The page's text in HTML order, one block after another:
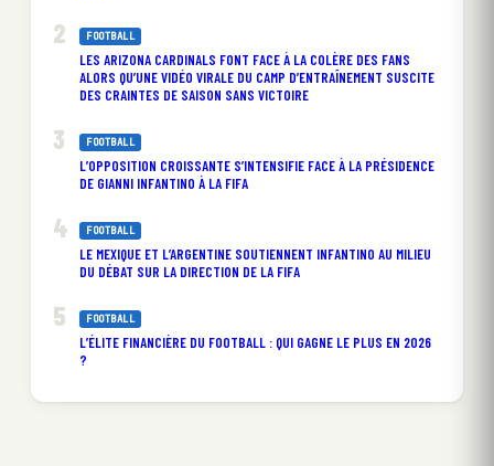
FOOTBALL
LES ARIZONA CARDINALS FONT FACE À LA COLÈRE DES FANS
ALORS QU’UNE VIDÉO VIRALE DU CAMP D’ENTRAÎNEMENT SUSCITE
DES CRAINTES DE SAISON SANS VICTOIRE
FOOTBALL
L’OPPOSITION CROISSANTE S’INTENSIFIE FACE À LA PRÉSIDENCE
DE GIANNI INFANTINO À LA FIFA
FOOTBALL
LE MEXIQUE ET L’ARGENTINE SOUTIENNENT INFANTINO AU MILIEU
DU DÉBAT SUR LA DIRECTION DE LA FIFA
FOOTBALL
L’ÉLITE FINANCIÈRE DU FOOTBALL : QUI GAGNE LE PLUS EN 2026
?